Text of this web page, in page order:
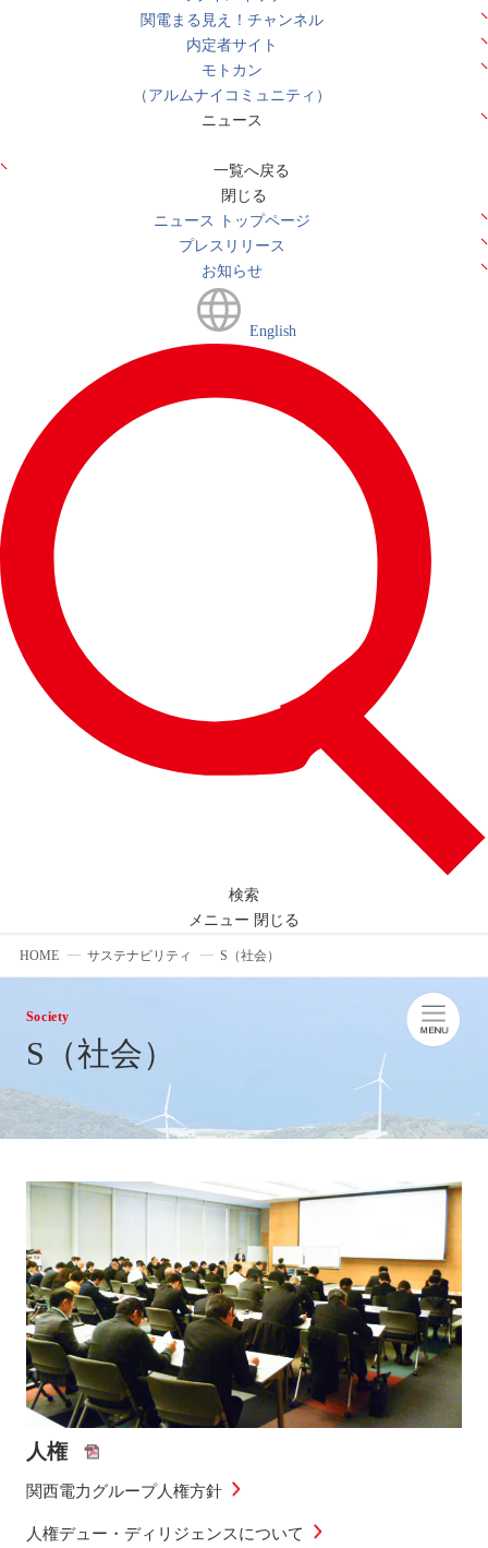
関電まる見え！チャンネル
内定者サイト
モトカン
（アルムナイコミュニティ）
ニュース
一覧へ戻る
閉じる
ニュース トップページ
プレスリリース
お知らせ
English
検索
メニュー 閉じる
HOME サステナビリティ S（社会）
Society
S（社会）
人権
関西電力グループ人権方針
人権デュー・ディリジェンスについて